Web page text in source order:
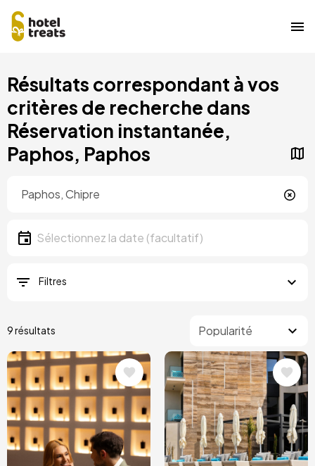
au
contenu
principal
Résultats correspondant à vos
critères de recherche dans
Réservation instantanée,
Paphos, Paphos
Date
Sélectionnez la date
Filtres
9 résultats
Image Image